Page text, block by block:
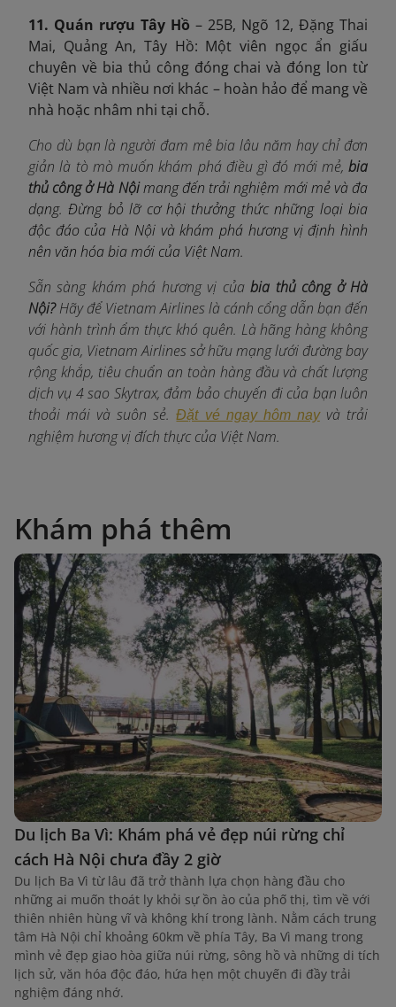
11. Quán rượu Tây Hồ – 25B, Ngõ 12, Đặng Thai
Mai, Quảng An, Tây Hồ: Một viên ngọc ẩn giấu
chuyên về bia thủ công đóng chai và đóng lon từ
Việt Nam và nhiều nơi khác – hoàn hảo để mang về
nhà hoặc nhâm nhi tại chỗ.
Cho dù bạn là người đam mê bia lâu năm hay chỉ đơn
giản là tò mò muốn khám phá điều gì đó mới mẻ, bia
thủ công ở Hà Nộimang đến trải nghiệm mới mẻ và đa
dạng. Đừng bỏ lỡ cơ hội thưởng thức những loại bia
độc đáo của Hà Nội và khám phá hương vị định hình
nên văn hóa bia mới của Việt Nam.
Sẵn sàng khám phá hương vị củabia thủ công ở Hà
Nội?Hãy để Vietnam Airlines là cánh cổng dẫn bạn đến
với hành trình ẩm thực khó quên. Là hãng hàng không
quốc gia, Vietnam Airlines sở hữu mạng lưới đường bay
rộng khắp, tiêu chuẩn an toàn hàng đầu và chất lượng
dịch vụ 4 sao Skytrax, đảm bảo chuyến đi của bạn luôn
thoải mái và suôn sẻ.Đặt vé ngay hôm nay và trải
nghiệm hương vị đích thực của Việt Nam.
Khám phá thêm
Du lịch Ba Vì: Khám phá vẻ đẹp núi rừng chỉ
cách Hà Nội chưa đầy 2 giờ
Du lịch Ba Vì từ lâu đã trở thành lựa chọn hàng đầu cho
những ai muốn thoát ly khỏi sự ồn ào của phố thị, tìm về với
thiên nhiên hùng vĩ và không khí trong lành. Nằm cách trung
tâm Hà Nội chỉ khoảng 60km về phía Tây, Ba Vì mang trong
mình vẻ đẹp giao hòa giữa núi rừng, sông hồ và những di tích
lịch sử, văn hóa độc đáo, hứa hẹn một chuyến đi đầy trải
nghiệm đáng nhớ.